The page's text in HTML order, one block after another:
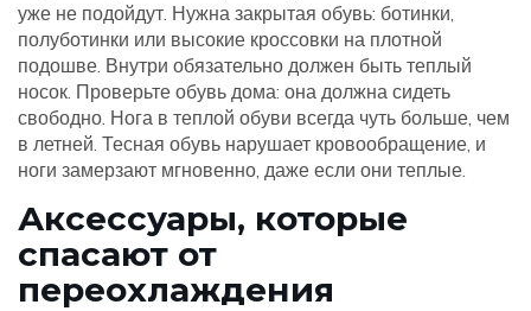
уже не подойдут. Нужна закрытая обувь: ботинки,
полуботинки или высокие кроссовки на плотной
подошве. Внутри обязательно должен быть теплый
носок. Проверьте обувь дома: она должна сидеть
свободно. Нога в теплой обуви всегда чуть больше, чем
в летней. Тесная обувь нарушает кровообращение, и
ноги замерзают мгновенно, даже если они теплые.
Аксессуары, которые
спасают от
переохлаждения